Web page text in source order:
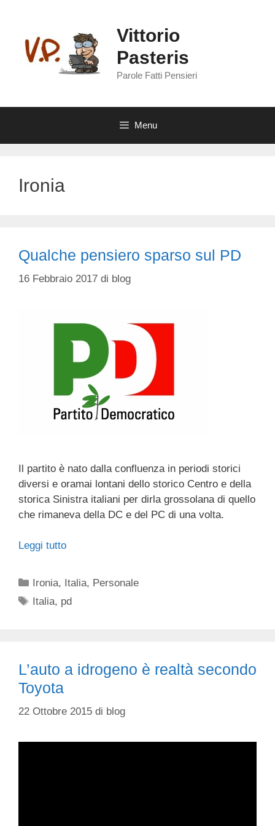
contenuto
Vittorio
Pasteris
Parole Fatti Pensieri
Menu
Ironia
Qualche pensiero sparso sul PD
16 Febbraio 2017 di blog
Il partito è nato dalla confluenza in periodi storici
diversi e oramai lontani dello storico Centro e della
storica Sinistra italiani per dirla grossolana di quello
che rimaneva della DC e del PC di una volta.
Leggi tutto
Categorie
Ironia, Italia, Personale
Tag
Italia, pd
L’auto a idrogeno è realtà secondo
Toyota
22 Ottobre 2015 di blog